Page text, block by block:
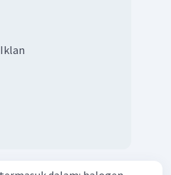
Iklan